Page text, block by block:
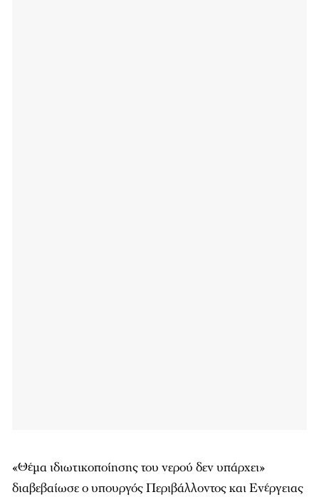
«Θέμα ιδιωτικοποίησης του νερού δεν υπάρχει»
διαβεβαίωσε ο υπουργός Περιβάλλοντος και Ενέργειας